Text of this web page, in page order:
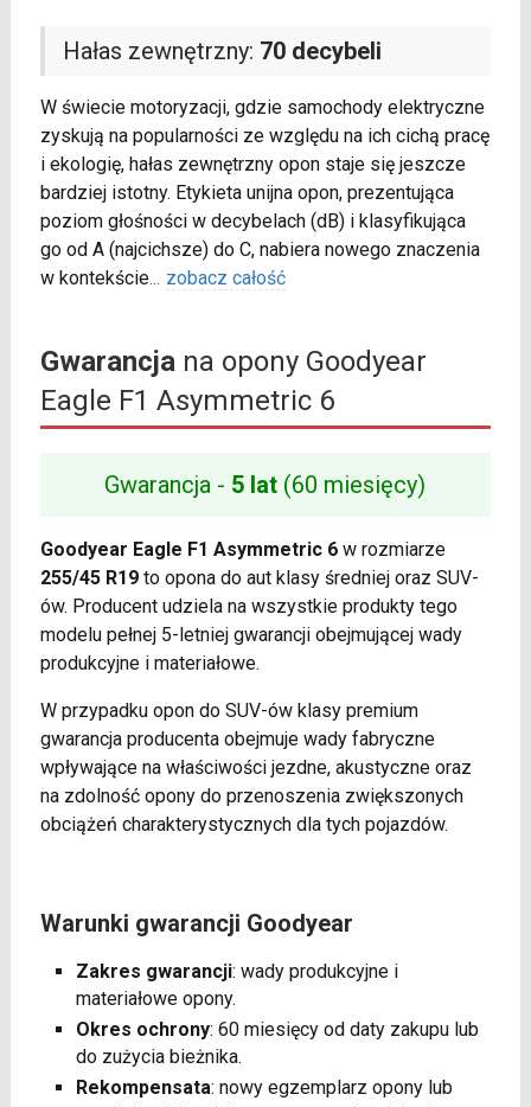
Hałas zewnętrzny: 70 decybeli
W świecie motoryzacji, gdzie samochody elektryczne
zyskują na popularności ze względu na ich cichą pracę
i ekologię, hałas zewnętrzny opon staje się jeszcze
bardziej istotny. Etykieta unijna opon, prezentująca
poziom głośności w decybelach (dB) i klasyfikująca
go od A (najcichsze) do C, nabiera nowego znaczenia
w kontekście... zobacz całość
Gwarancjana opony Goodyear
Eagle F1 Asymmetric 6
Gwarancja - 5 lat (60 miesięcy)
Goodyear Eagle F1 Asymmetric 6w rozmiarze
255/45 R19to opona do aut klasy średniej oraz SUV-
ów. Producent udziela na wszystkie produkty tego
modelu pełnej 5-letniej gwarancji obejmującej wady
produkcyjne i materiałowe.
W przypadku opon do SUV-ów klasy premium
gwarancja producenta obejmuje wady fabryczne
wpływające na właściwości jezdne, akustyczne oraz
na zdolność opony do przenoszenia zwiększonych
obciążeń charakterystycznych dla tych pojazdów.
Warunki gwarancji Goodyear
Zakres gwarancji: wady produkcyjne i
materiałowe opony.
Okres ochrony: 60 miesięcy od daty zakupu lub
do zużycia bieżnika.
Rekompensata: nowy egzemplarz opony lub